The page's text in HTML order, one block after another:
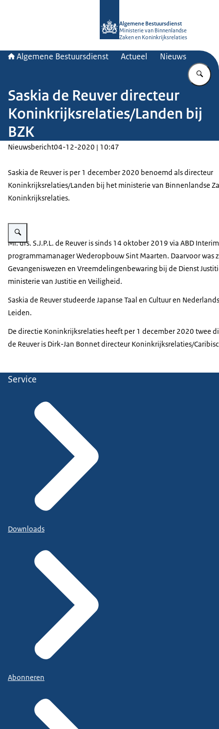
Algemene Bestuursdienst
Ministerie van Binnenlandse
Zaken en Koninkrijksrelaties
Algemene Bestuursdienst Actueel Nieuws
Saskia de Reuver directeur
Koninkrijksrelaties/Landen bij
BZK
Nieuwsbericht04-12-2020 | 10:47
Saskia de Reuver is per 1 december 2020 benoemd als directeur
Koninkrijksrelaties/Landen bij het ministerie van Binnenlandse
Koninkrijksrelaties.
Vergroot afbeelding Saskia de Reuver
Mr. drs. S.J.P.L. de Reuver is sinds 14 oktober 2019 via ABD
programmamanager Wederopbouw Sint Maarten. Daarvoor was
Gevangeniswezen en Vreemdelingenbewaring bij de Dienst
ministerie van Justitie en Veiligheid.
Saskia de Reuver studeerde Japanse Taal en Cultuur en
Leiden.
De directie Koninkrijksrelaties heeft per 1 december 2020 twee
de Reuver is Dirk-Jan Bonnet directeur Koninkrijksrelaties/
Service
Downloads
Abonneren